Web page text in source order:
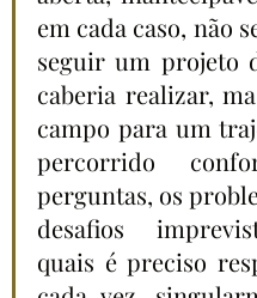
em cada caso, não
seguir um projeto
caberia realizar,
campo para um
percorrido
perguntas, os
desafios
quais é preciso